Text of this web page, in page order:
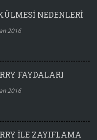
NEDENLERI
2016
FAYDALARI
2016
ILE ZAYIFLAMA